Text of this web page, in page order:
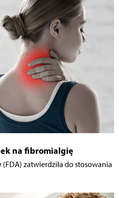
na fibromialgię
zatwierdziła do stosowania